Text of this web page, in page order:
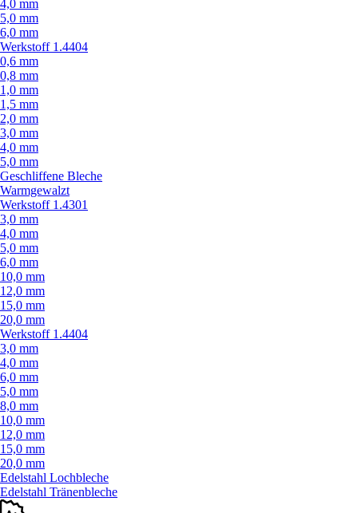
4,0 mm
5,0 mm
6,0 mm
Werkstoff 1.4404
0,6 mm
0,8 mm
1,0 mm
1,5 mm
2,0 mm
3,0 mm
4,0 mm
5,0 mm
Geschliffene Bleche
Warmgewalzt
Werkstoff 1.4301
3,0 mm
4,0 mm
5,0 mm
6,0 mm
10,0 mm
12,0 mm
15,0 mm
20,0 mm
Werkstoff 1.4404
3,0 mm
4,0 mm
6,0 mm
5,0 mm
8,0 mm
10,0 mm
12,0 mm
15,0 mm
20,0 mm
Edelstahl Lochbleche
Edelstahl Tränenbleche